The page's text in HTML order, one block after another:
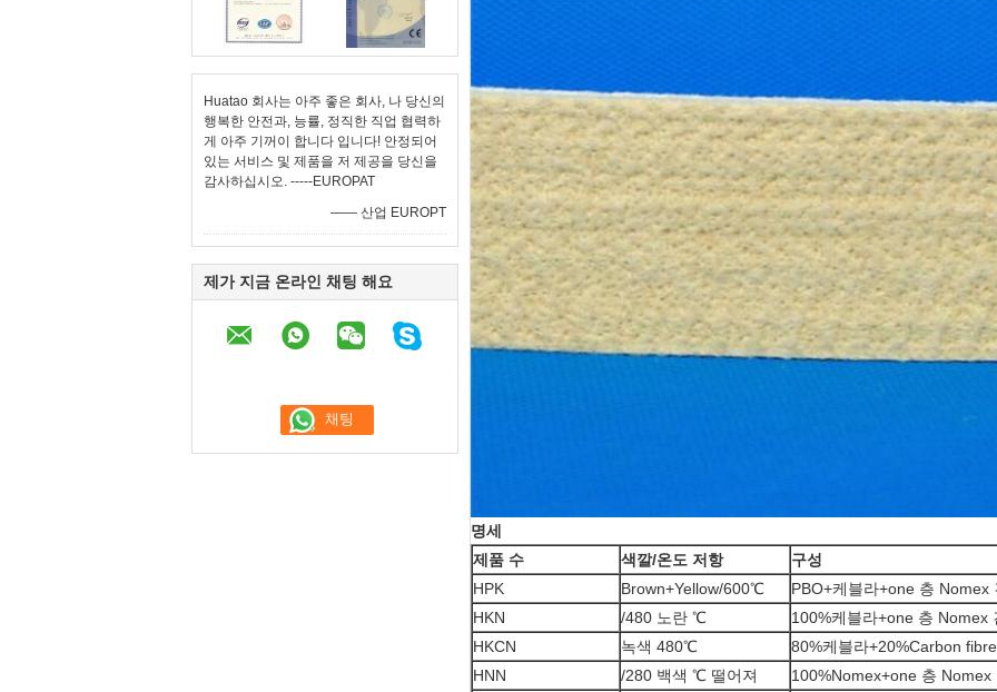
Huatao 회사는 아주 좋은 회사, 나 당신의
행복한 안전과, 능률, 정직한 직업 협력하
게 아주 기꺼이 합니다 입니다! 안정되어
있는 서비스 및 제품을 저 제공을 당신을
감사하십시오. -----EUROPAT
—— 산업 EUROPT
제가 지금 온라인 채팅 해요
명세
제품 수
색깔/온도 저항
구성
HPK
Brown+Yellow/600℃
PBO+케블라+one 층 Nomex
HKN
/480 노란 ℃
100%케블라+one 층 Nomex
HKCN
녹색 480℃
80%케블라+20%Carbon
HNN
/280 백색 ℃ 떨어져
100%Nomex+one 층 Nomex